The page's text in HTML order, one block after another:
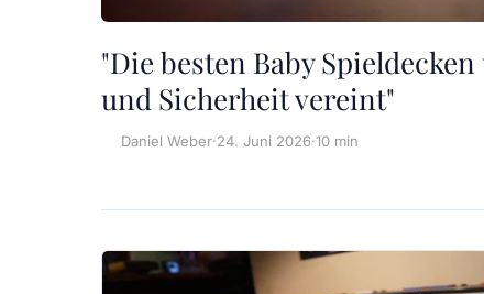
"Die besten Baby
und Sicherheit vereint"
Daniel Weber·24. Juni 2026·10 min